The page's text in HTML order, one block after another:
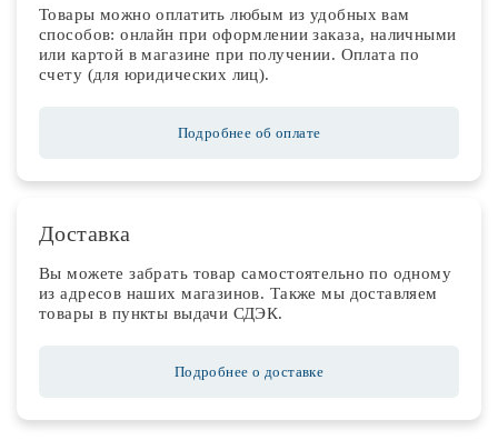
Товары можно оплатить любым из удобных вам
способов: онлайн при оформлении заказа, наличными
или картой в магазине при получении. Оплата по
счету (для юридических лиц).
Подробнее об оплате
Доставка
Вы можете забрать товар самостоятельно по одному
из адресов наших магазинов. Также мы доставляем
товары в пункты выдачи СДЭК.
Подробнее о доставке